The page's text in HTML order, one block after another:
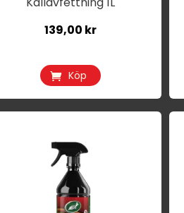
139,00 kr
Köp